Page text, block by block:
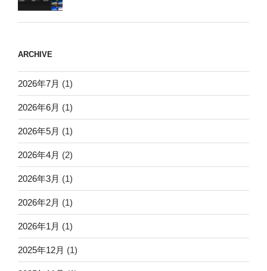
ARCHIVE
2026年7月 (1)
2026年6月 (1)
2026年5月 (1)
2026年4月 (2)
2026年3月 (1)
2026年2月 (1)
2026年1月 (1)
2025年12月 (1)